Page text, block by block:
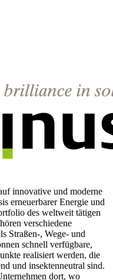
innovative und moderne
erneuerbarer Energie und
des weltweit tätigen
verschiedene
Straßen-, Wege- und
schnell verfügbare,
realisiert werden, die
und insektenneutral sind.
dort, wo